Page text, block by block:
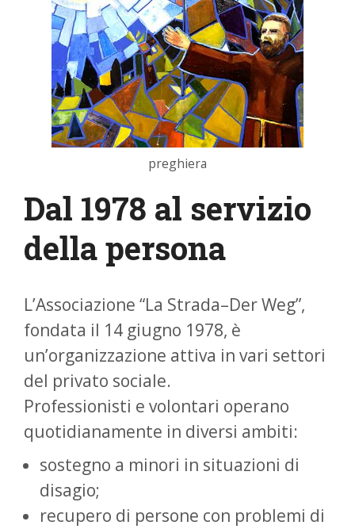
preghiera
Dal 1978 al servizio
della persona
L’Associazione “La Strada–Der Weg”,
fondata il 14 giugno 1978, è
un’organizzazione attiva in vari settori
del privato sociale.
Professionisti e volontari operano
quotidianamente in diversi ambiti:
sostegno a minori in situazioni di
disagio;
recupero di persone con problemi di